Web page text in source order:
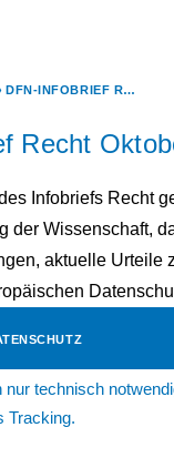
& KONTAKT DFN-INFOBRIEF RECHT OKTOBER 2025
Recht
Infobriefs Recht
der Wissenschaft,
aktuelle Urteile
nur technisch
Tracking.